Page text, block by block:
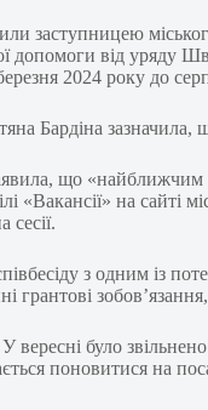
заступницею
допомоги від уряду
2024 року до
Бардіна
що
«Вакансії» на
сесії.
з одним із
грантові
вересні було
поновитися на